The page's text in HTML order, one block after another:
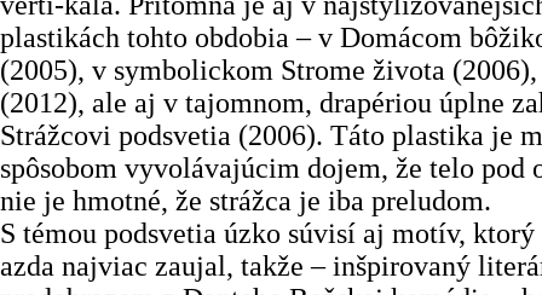
plastikách tohto obdobia – v Domácom
(2005), v symbolickom Strome života
(2012), ale aj v tajomnom, drapériou úplne
Strážcovi podsvetia (2006). Táto ­­­plastika je
spôsobom vyvolávajúcim dojem, že telo pod
nie je hmotné, že strážca je iba preludom.
S témou podsvetia úzko súvisí aj motív,
azda najviac zaujal, takže – inšpirovaný